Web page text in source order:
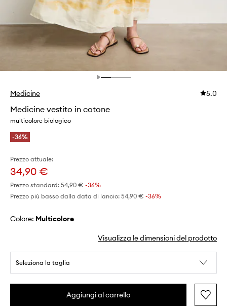
Medicine 5.0
Medicine vestito in cotone
multicolore biologico
-36%
Prezzo attuale:
34,90 €
Prezzo standard: 54,90 € -36%
Prezzo più basso dalla data di lancio: 54,90 € -36%
Colore: multicolore
Visualizza le dimensioni del prodotto
Seleziona la taglia
Aggiungi al carrello